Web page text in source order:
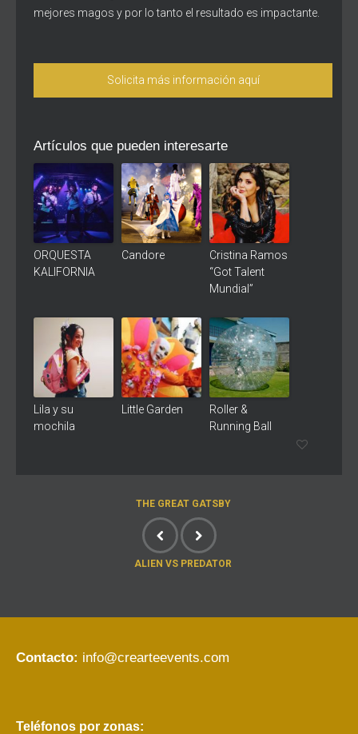
mejores magos y por lo tanto el resultado es impactante.
Solicita más información aquí
Artículos que pueden interesarte
ORQUESTA
KALIFORNIA
Candore
Cristina Ramos
“Got Talent
Mundial”
Lila y su
mochila
Little Garden
Roller &
Running Ball
THE GREAT GATSBY
ALIEN VS PREDATOR
Contacto: info@crearteevents.com
Teléfonos por zonas: